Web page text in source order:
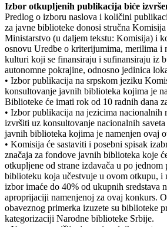
Izbor otkupljenih publikacija biće
Predlog o izboru naslova i količini
za javne biblioteke donosi stručna
Ministarstvo (u daljem tekstu: Komisija) i
osnovu Uredbe o kriterijumima, merilima i
kulturi koji se finansiraju i sufinansiraju iz
autonomne pokrajine, odnosno jedinica
• Izbor publikacija na srpskom jeziku
konsultovanje javnih biblioteka kojima je
Biblioteke će imati rok od 10 radnih dana
• Izbor publikacija na jezicima nacionalnih
izvršiti uz konsultovanje nacionalnih
javnih biblioteka kojima je namenjen ovaj
• Komisija će sastaviti i posebni spisak
značaja za fondove javnih biblioteka koje
otkupljene od strane izdavača u po jednom
biblioteku koja učestvuje u ovom otkupu, i
izbor imaće do 40% od ukupnih sredstava
aproprijaciji namenjenoj za ovaj konkurs.
obaveznog primerka izuzete su biblioteke
kategorizaciji Narodne biblioteke Srbije.